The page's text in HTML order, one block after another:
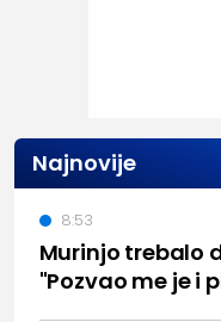
Najnovije
Murinjo trebalo
"Pozvao me je i
8:53